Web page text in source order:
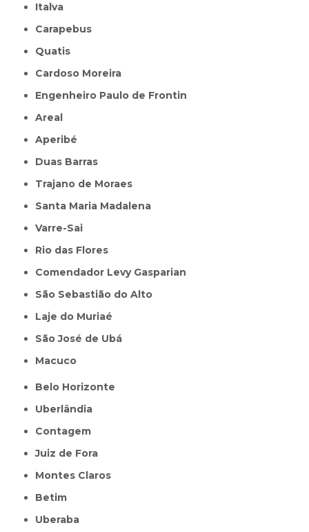
Italva
Carapebus
Quatis
Cardoso Moreira
Engenheiro Paulo de Frontin
Areal
Aperibé
Duas Barras
Trajano de Moraes
Santa Maria Madalena
Varre-Sai
Rio das Flores
Comendador Levy Gasparian
São Sebastião do Alto
Laje do Muriaé
São José de Ubá
Macuco
Belo Horizonte
Uberlândia
Contagem
Juiz de Fora
Montes Claros
Betim
Uberaba